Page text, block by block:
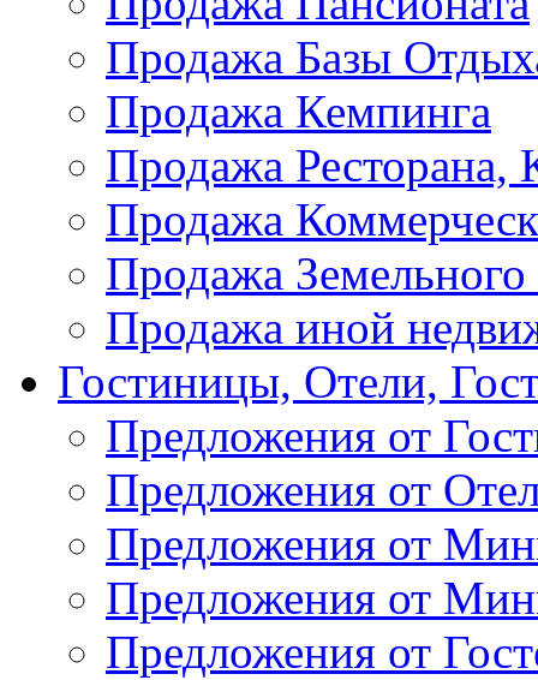
Продажа Базы
Продажа Кемпинга
Продажа Ресторана,
Продажа
Продажа Земельного
Продажа иной
Гостиницы, Отели,
Предложения от
Предложения от
Предложения от
Предложения от
Предложения от